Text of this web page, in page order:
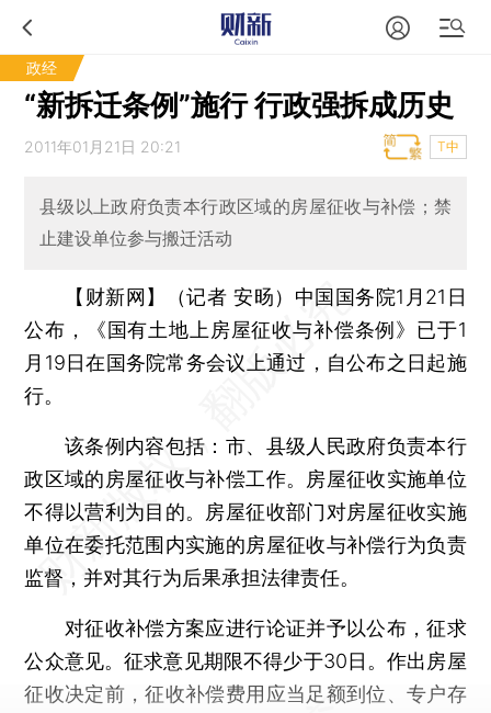
政经
“新拆迁条例”施行 行政强拆成历史
2011年01月21日 20:21 T中
县级以上政府负责本行政区域的房屋征收与补偿；禁
止建设单位参与搬迁活动
【财新网】（记者 安旸） 中国国务院1月21日
公布，《国有土地上房屋征收与补偿条例》已于1
月19日在国务院常务会议上通过，自公布之日起施
行。
该条例内容包括：市、县级人民政府负责本行
政区域的房屋征收与补偿工作。房屋征收实施单位
不得以营利为目的。房屋征收部门对房屋征收实施
单位在委托范围内实施的房屋征收与补偿行为负责
监督，并对其行为后果承担法律责任。
对征收补偿方案应进行论证并予以公布，征求
公众意见。征求意见期限不得少于30日。作出房屋
征收决定前，征收补偿费用应当足额到位、专户存